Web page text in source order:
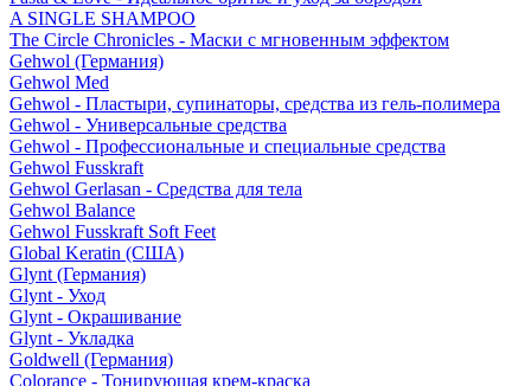
A SINGLE SHAMPOO
The Circle Chronicles - Маски с мгновенным эффектом
Gehwol (Германия)
Gehwol Med
Gehwol - Пластыри, супинаторы, средства из гель-полимера
Gehwol - Универсальные средства
Gehwol - Профессиональные и специальные средства
Gehwol Fusskraft
Gehwol Gerlasan - Средства для тела
Gehwol Balance
Gehwol Fusskraft Soft Feet
Global Keratin (США)
Glynt (Германия)
Glynt - Уход
Glynt - Окрашивание
Glynt - Укладка
Goldwell (Германия)
Colorance - Тонирующая крем-краска